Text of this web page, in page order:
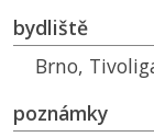
bydliště
Brno,
poznámky